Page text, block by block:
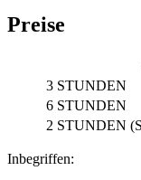
Preise
3 STUNDEN
6 STUNDEN
2 STUNDEN
Inbegriffen: